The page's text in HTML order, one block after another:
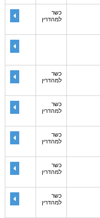
כשר
למהדרין
כשר
למהדרין
כשר
למהדרין
כשר
למהדרין
כשר
למהדרין
כשר
למהדרין